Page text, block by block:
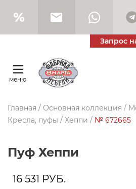
Запрос
меню
Главная / Основная коллекция /
Кресла, пуфы / Хеппи / № 672665
Пуф Хеппи
16 531 РУБ.